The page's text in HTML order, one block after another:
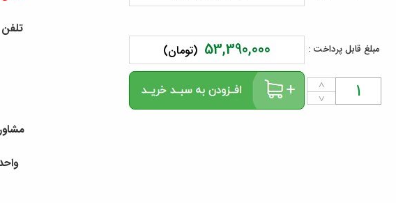
مبلغ قابل پرداخت : 53,390,000 (تومان)
˄
˅